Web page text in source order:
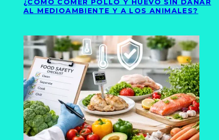
¿CÓMO COMER POLLO Y HUEVO SIN DAÑAR
AL MEDIOAMBIENTE Y A LOS ANIMALES?